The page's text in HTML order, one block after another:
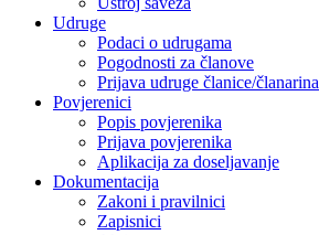
Udruge
Podaci o udrugama
Pogodnosti za članove
Prijava udruge članice/članarina
Povjerenici
Popis povjerenika
Prijava povjerenika
Aplikacija za doseljavanje
Dokumentacija
Zakoni i pravilnici
Zapisnici